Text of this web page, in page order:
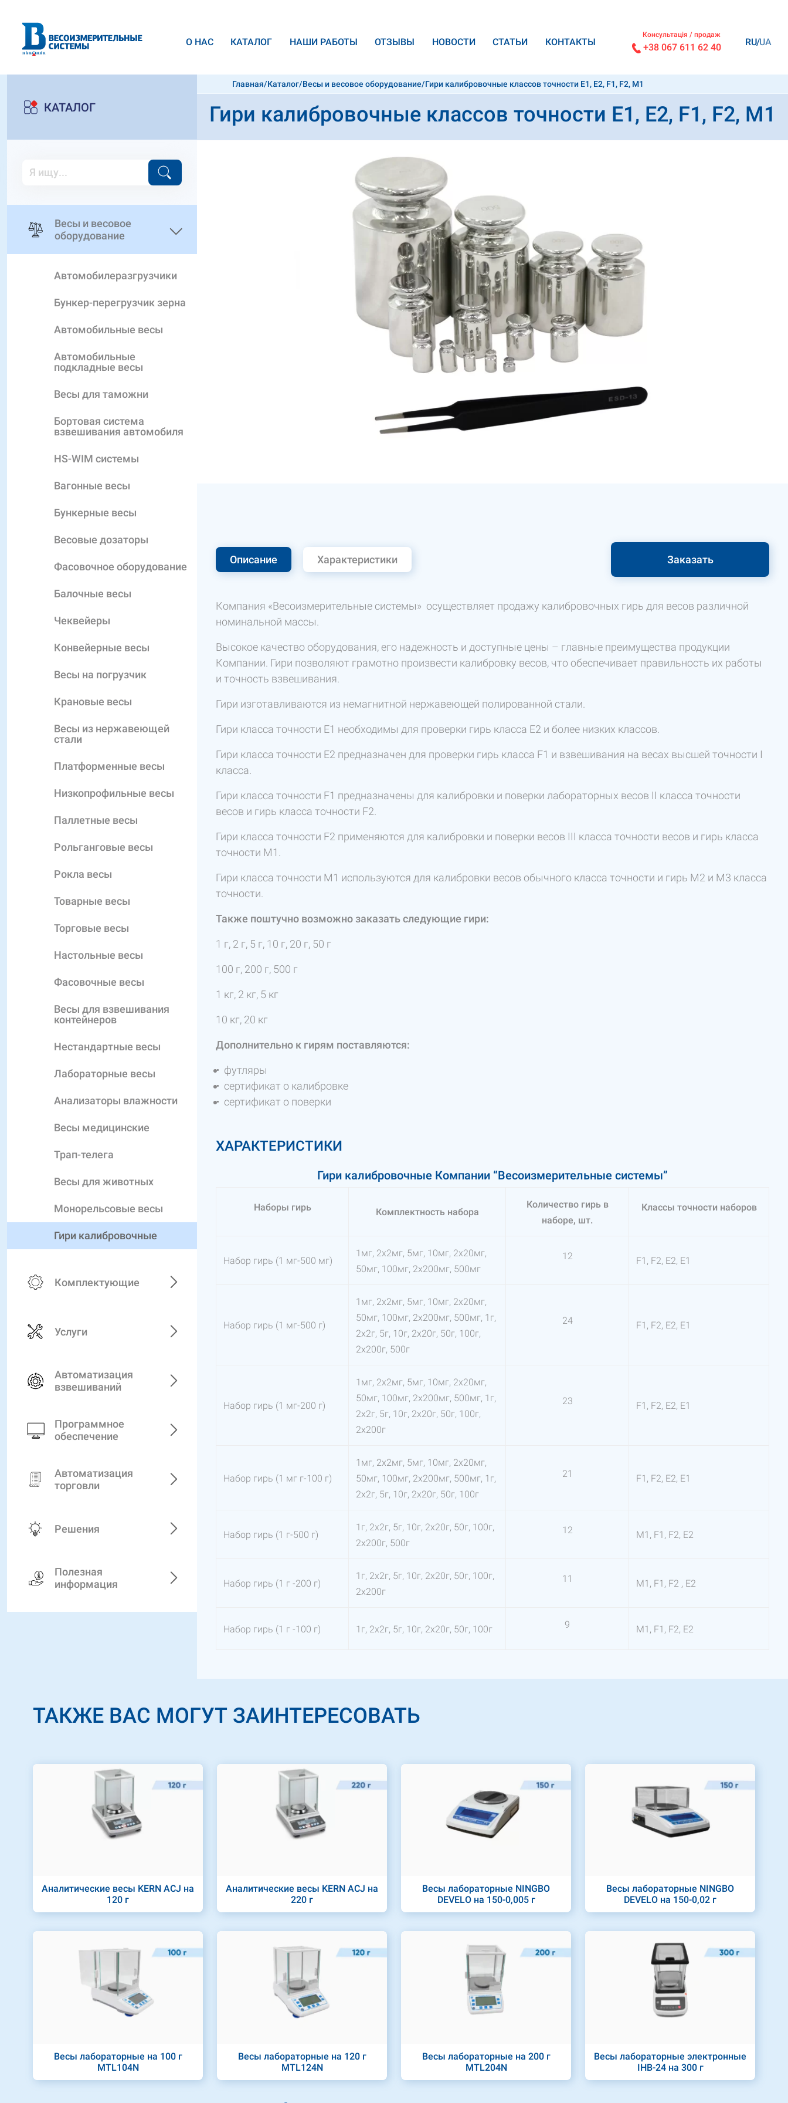
О НАС КАТАЛОГ НАШИ РАБОТЫ ОТЗЫВЫ НОВОСТИ CТАТЬИ КОНТАКТЫ
Консультація / продаж
+38 067 611 62 40 RU UA
КАТАЛОГ
Весы и весовое
оборудование
Автомобилеразгрузчики
Бункер-перегрузчик зерна
Автомобильные весы
Автомобильные
подкладные весы
Весы для таможни
Бортовая система
взвешивания автомобиля
HS-WIM системы
Вагонные весы
Бункерные весы
Весовые дозаторы
Фасовочное оборудование
Балочные весы
Чеквейеры
Конвейерные весы
Весы на погрузчик
Крановые весы
Весы из нержавеющей
стали
Платформенные весы
Низкопрофильные весы
Паллетные весы
Рольганговые весы
Рокла весы
Товарные весы
Торговые весы
Настольные весы
Фасовочные весы
Весы для взвешивания
контейнеров
Нестандартные весы
Лабораторные весы
Анализаторы влажности
Весы медицинские
Трап-телега
Весы для животных
Монорельсовые весы
Гири калибровочные
Комплектующие
Услуги
Автоматизация
взвешиваний
Программное
обеспечение
Автоматизация
торговли
Решения
Полезная
информация
Главная/Каталог/Весы и весовое оборудование/Гири калибровочные классов точности E1, E2, F1, F2, M1
Гири калибровочные классов точности E1, E2, F1, F2, M1
Описание Характеристики Заказать
Компания «Весоизмерительные системы» осуществляет продажу калибровочных гирь для весов различной
номинальной массы.
Высокое качество оборудования, его надежность и доступные цены – главные преимущества продукции
Компании. Гири позволяют грамотно произвести калибровку весов, что обеспечивает правильность их работы
и точность взвешивания.
Гири изготавливаются из немагнитной нержавеющей полированной стали.
Гири класса точности Е1 необходимы для проверки гирь класса Е2 и более низких классов.
Гири класса точности Е2 предназначен для проверки гирь класса F1 и взвешивания на весах высшей точности I
класса.
Гири класса точности F1 предназначены для калибровки и поверки лабораторных весов II класса точности
весов и гирь класса точности F2.
Гири класса точности F2 применяются для калибровки и поверки весов III класса точности весов и гирь класса
точности M1.
Гири класса точности M1 используются для калибровки весов обычного класса точности и гирь M2 и M3 класса
точности.
Также поштучно возможно заказать следующие гири:
1 г, 2 г, 5 г, 10 г, 20 г, 50 г
100 г, 200 г, 500 г
1 кг, 2 кг, 5 кг
10 кг, 20 кг
Дополнительно к гирям поставляются:
футляры
сертификат о калибровке
сертификат о поверки
ХАРАКТЕРИСТИКИ
Гири калибровочные Компании “Весоизмерительные системы”
Наборы гирь Комплектность набора
Количество гирь в
наборе, шт.
Классы точности наборов
Набор гирь (1 мг-500 мг)
1мг, 2х2мг, 5мг, 10мг, 2х20мг,
50мг, 100мг, 2х200мг, 500мг
12 F1, F2, Е2, Е1
Набор гирь (1 мг-500 г)
1мг, 2х2мг, 5мг, 10мг, 2х20мг,
50мг, 100мг, 2х200мг, 500мг, 1г,
2х2г, 5г, 10г, 2х20г, 50г, 100г,
2х200г, 500г
24 F1, F2, Е2, Е1
Набор гирь (1 мг-200 г)
1мг, 2х2мг, 5мг, 10мг, 2х20мг,
50мг, 100мг, 2х200мг, 500мг, 1г,
2х2г, 5г, 10г, 2х20г, 50г, 100г,
2х200г
23 F1, F2, Е2, Е1
Набор гирь (1 мг г-100 г)
1мг, 2х2мг, 5мг, 10мг, 2х20мг,
50мг, 100мг, 2х200мг, 500мг, 1г,
2х2г, 5г, 10г, 2х20г, 50г, 100г
21 F1, F2, Е2, Е1
Набор гирь (1 г-500 г)
1г, 2х2г, 5г, 10г, 2х20г, 50г, 100г,
2х200г, 500г
12 М1, F1, F2, Е2
Набор гирь (1 г -200 г)
1г, 2х2г, 5г, 10г, 2х20г, 50г, 100г,
2х200г
11 М1, F1, F2 , Е2
Набор гирь (1 г -100 г) 1г, 2х2г, 5г, 10г, 2х20г, 50г, 100г 9 М1, F1, F2, Е2
ТАКЖЕ ВАС МОГУТ ЗАИНТЕРЕСОВАТЬ
Аналитические весы KERN ACJ на
120 г
Аналитические весы KERN ACJ на
220 г
Весы лабораторные NINGBO
DEVELO на 150-0,005 г
Весы лабораторные NINGBO
DEVELO на 150-0,02 г
Весы лабораторные на 100 г
MTL104N
Весы лабораторные на 120 г
MTL124N
Весы лабораторные на 200 г
MTL204N
Весы лабораторные электронные
IHB-24 на 300 г